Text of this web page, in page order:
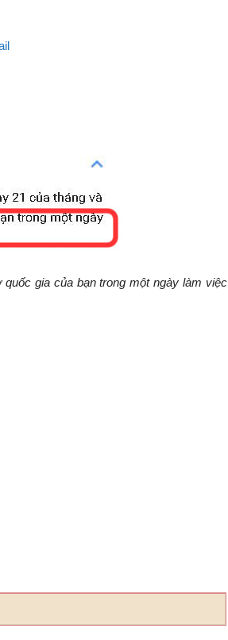
gia của bạn trong một ngày làm việc